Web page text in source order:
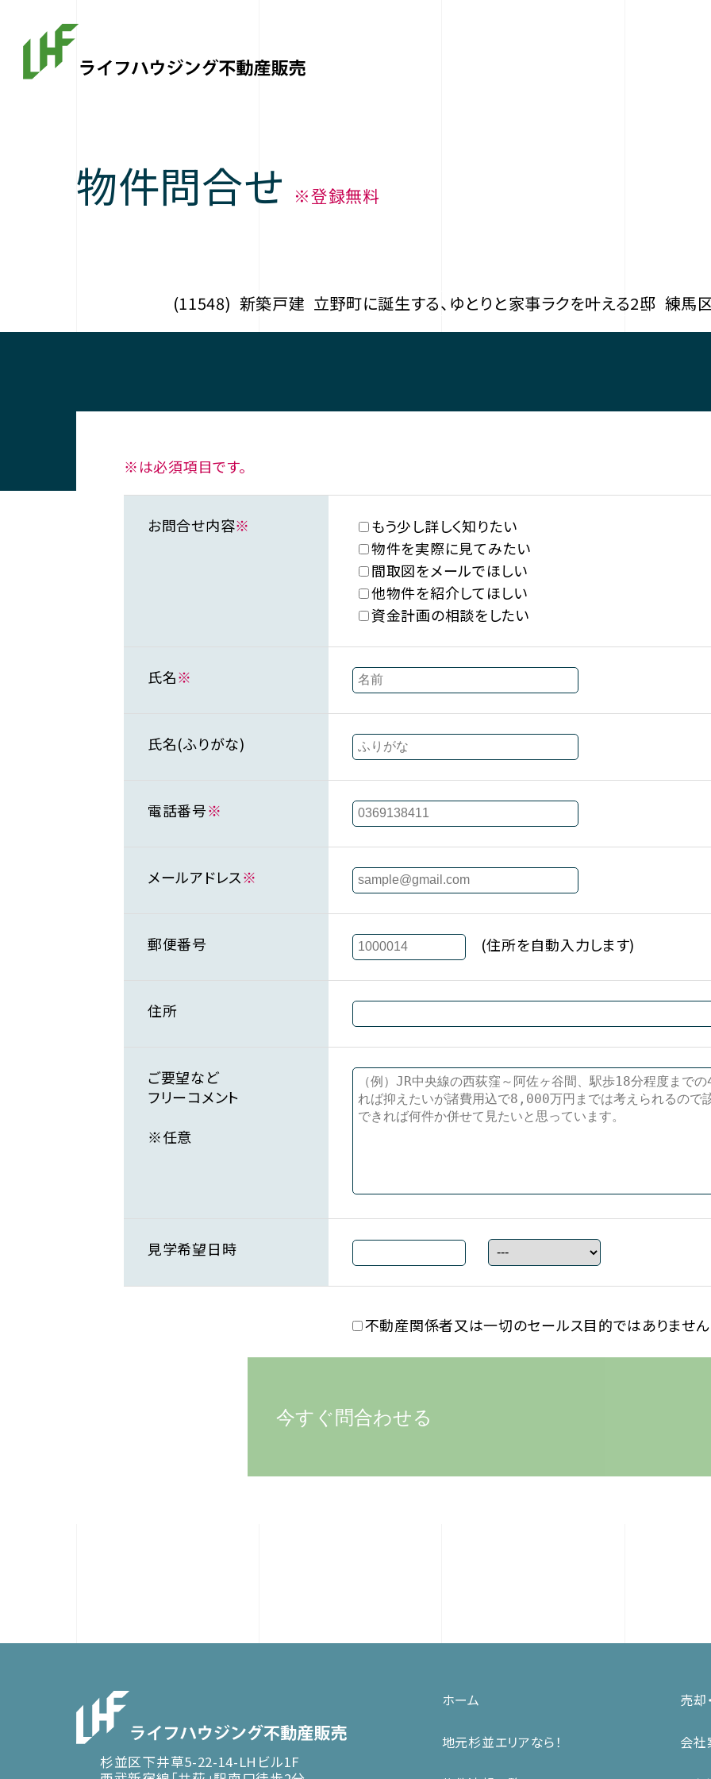
物件問合せ ※登録無料
(11548) 新築戸建 立野町に誕生する、ゆとりと家事ラクを叶える2邸 練馬
※は必須項目です。
お問合せ内容※
もう少し詳しく知りたい
物件を実際に見てみたい
間取図をメールでほしい
他物件を紹介してほしい
資金計画の相談をしたい
氏名※
氏名(ふりがな)
電話番号※
メールアドレス※
郵便番号 (住所を自動入力します)
住所
ご要望など
フリーコメント
※任意
見学希望日時
不動産関係者又は一切のセールス目的ではありません
今すぐ問合わせる
杉並区下井草5-22-14-LHビル1F
ホーム
地元杉並エリアなら！
売却
会社